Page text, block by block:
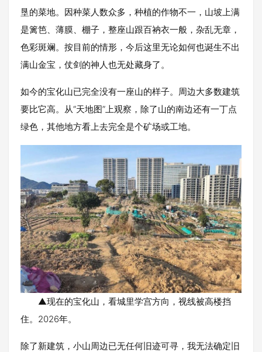
垦的菜地。因种菜人数众多，种植的作物不一，山坡上满
是篱笆、薄膜、棚子，整座山跟百衲衣一般，杂乱无章，
色彩斑斓。按目前的情形，今后这里无论如何也诞生不出
满山金宝，仗剑的神人也无处藏身了。
如今的宝化山已完全没有一座山的样子。周边大多数建筑
要比它高。从“天地图”上观察，除了山的南边还有一丁点
绿色，其他地方看上去完全是个矿场或工地。
▲现在的宝化山，看城里学宫方向，视线被高楼挡
住。2026年。
除了新建筑，小山周边已无任何旧迹可寻，我无法确定旧